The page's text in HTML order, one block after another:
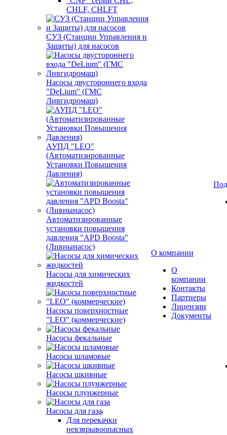
CHLF, CHLFT
СУЗ (Станции Управления и
Защиты) для насосов
Насосы двустороннего входа
"DeLium" (ГМС
Ливгидромаш)
АУПД "LEO"
(Автоматизированные
Установки Повышения
Давления)
Автоматизированные
установки повышения
давления "APD Boosta"
(Ливнынасос)
Насосы для химических
жидкостей
Насосы поверхностные
"LEO" (коммерческие)
Насосы фекальные
Насосы шламовые
Насосы шкивные
Насосы плунжерные
Насосы для газа
Для перекачки
невзврывоопасных
О компании
О
компании
Контакты
Партнеры
Лицензии
Документы